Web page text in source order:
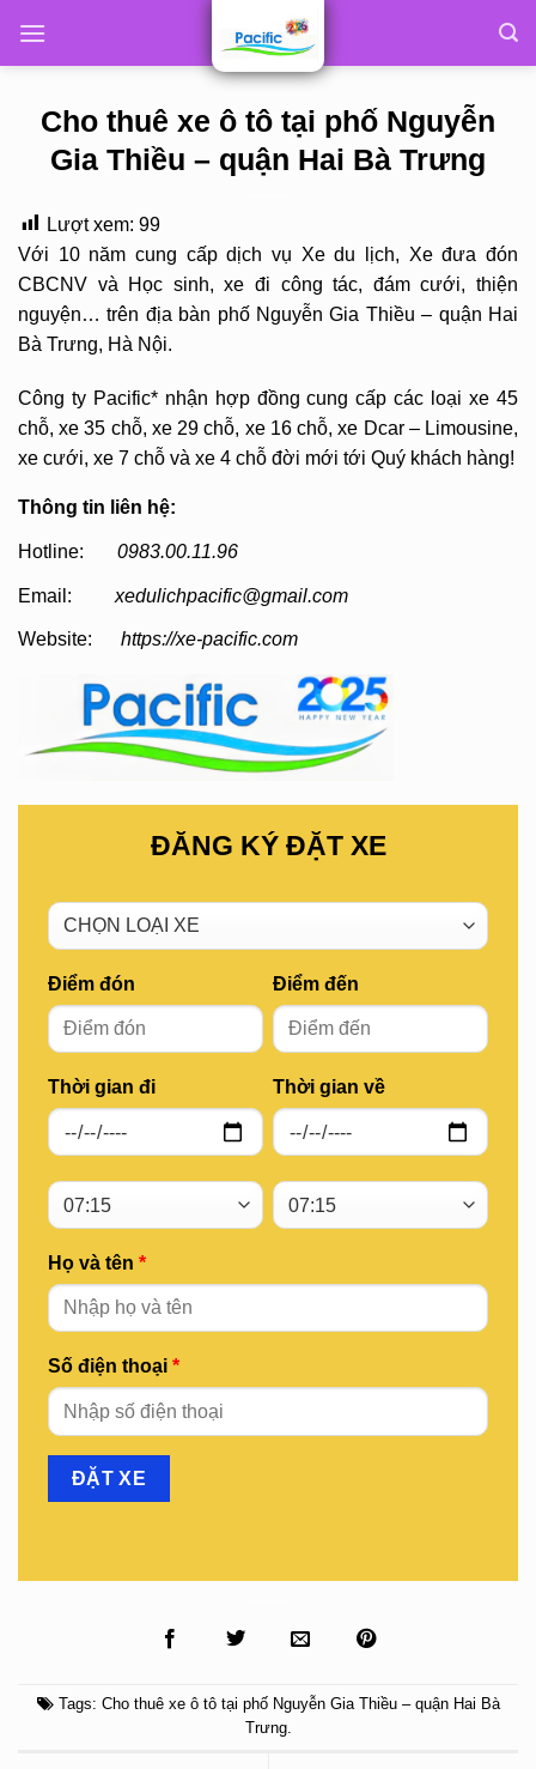
Cho thuê xe ô tô tại phố Nguyễn
Gia Thiều – quận Hai Bà Trưng
Lượt xem: 99
Với 10 năm cung cấp dịch vụ Xe du lịch, Xe đưa đón
CBCNV và Học sinh, xe đi công tác, đám cưới, thiện
nguyện… trên địa bàn phố Nguyễn Gia Thiều – quận Hai
Bà Trưng, Hà Nội.
Công ty Pacific* nhận hợp đồng cung cấp các loại xe 45
chỗ, xe 35 chỗ, xe 29 chỗ, xe 16 chỗ, xe Dcar – Limousine,
xe cưới, xe 7 chỗ và xe 4 chỗ đời mới tới Quý khách hàng!
Thông tin liên hệ:
Hotline: 0983.00.11.96
Email: xedulichpacific@gmail.com
Website: https://xe-pacific.com
ĐĂNG KÝ ĐẶT XE
Điểm đón
Thời gian đi
Điểm đến
Thời gian về
Họ và tên *
Số điện thoại *
Tags: Cho thuê xe ô tô tại phố Nguyễn Gia Thiều – quận Hai Bà
Trưng.